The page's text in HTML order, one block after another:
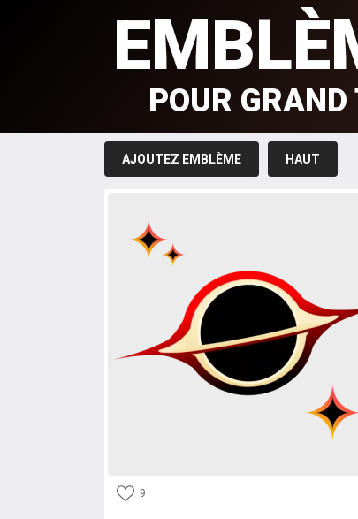
POUR
AJOUTEZ EMBLÈME HAUT
9